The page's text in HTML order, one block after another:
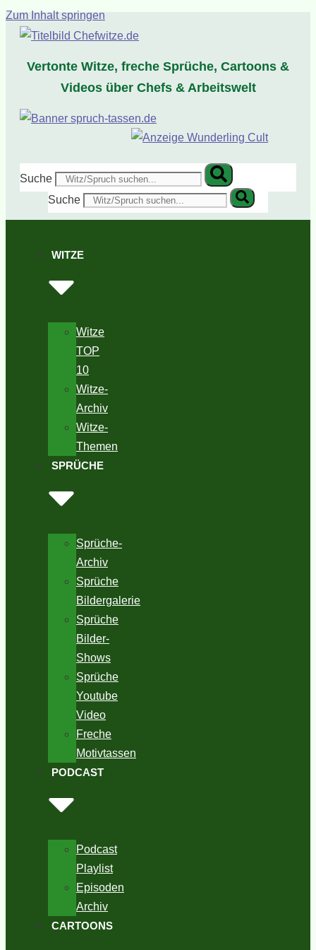
Zum Inhalt springen
Vertonte Witze, freche Sprüche, Cartoons &
Videos über Chefs & Arbeitswelt
Suche
Suche
WITZE
Witze
TOP
10
Witze-
Archiv
Witze-
Themen
SPRÜCHE
Sprüche-
Archiv
Sprüche
Bildergalerie
Sprüche
Bilder-
Shows
Sprüche
Youtube
Video
Freche
Motivtassen
PODCAST
Podcast
Playlist
Episoden
Archiv
CARTOONS